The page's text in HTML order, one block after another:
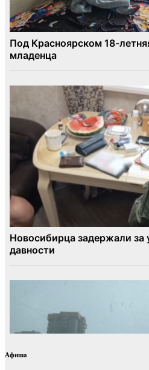
Афиша